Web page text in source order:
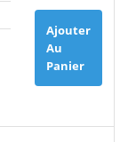
Ajouter
Au
Panier